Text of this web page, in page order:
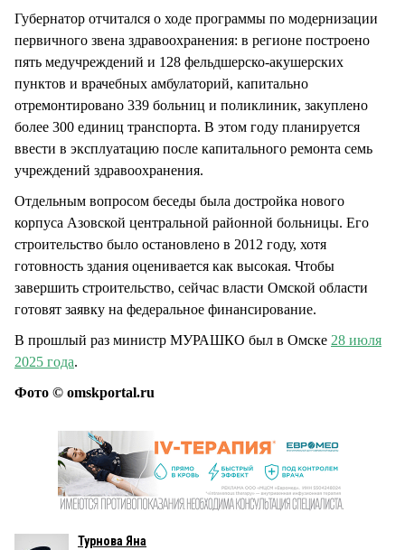
Губернатор отчитался о ходе программы по модернизации
первичного звена здравоохранения: в регионе построено
пять медучреждений и 128 фельдшерско-акушерских
пунктов и врачебных амбулаторий, капитально
отремонтировано 339 больниц и поликлиник, закуплено
более 300 единиц транспорта. В этом году планируется
ввести в эксплуатацию после капитального ремонта семь
учреждений здравоохранения.
Отдельным вопросом беседы была достройка нового
корпуса Азовской центральной районной больницы. Его
строительство было остановлено в 2012 году, хотя
готовность здания оценивается как высокая. Чтобы
завершить строительство, сейчас власти Омской области
готовят заявку на федеральное финансирование.
В прошлый раз министр МУРАШКО был в Омске 28 июля
2025 года.
Фото © omskportal.ru
Турнова Яна